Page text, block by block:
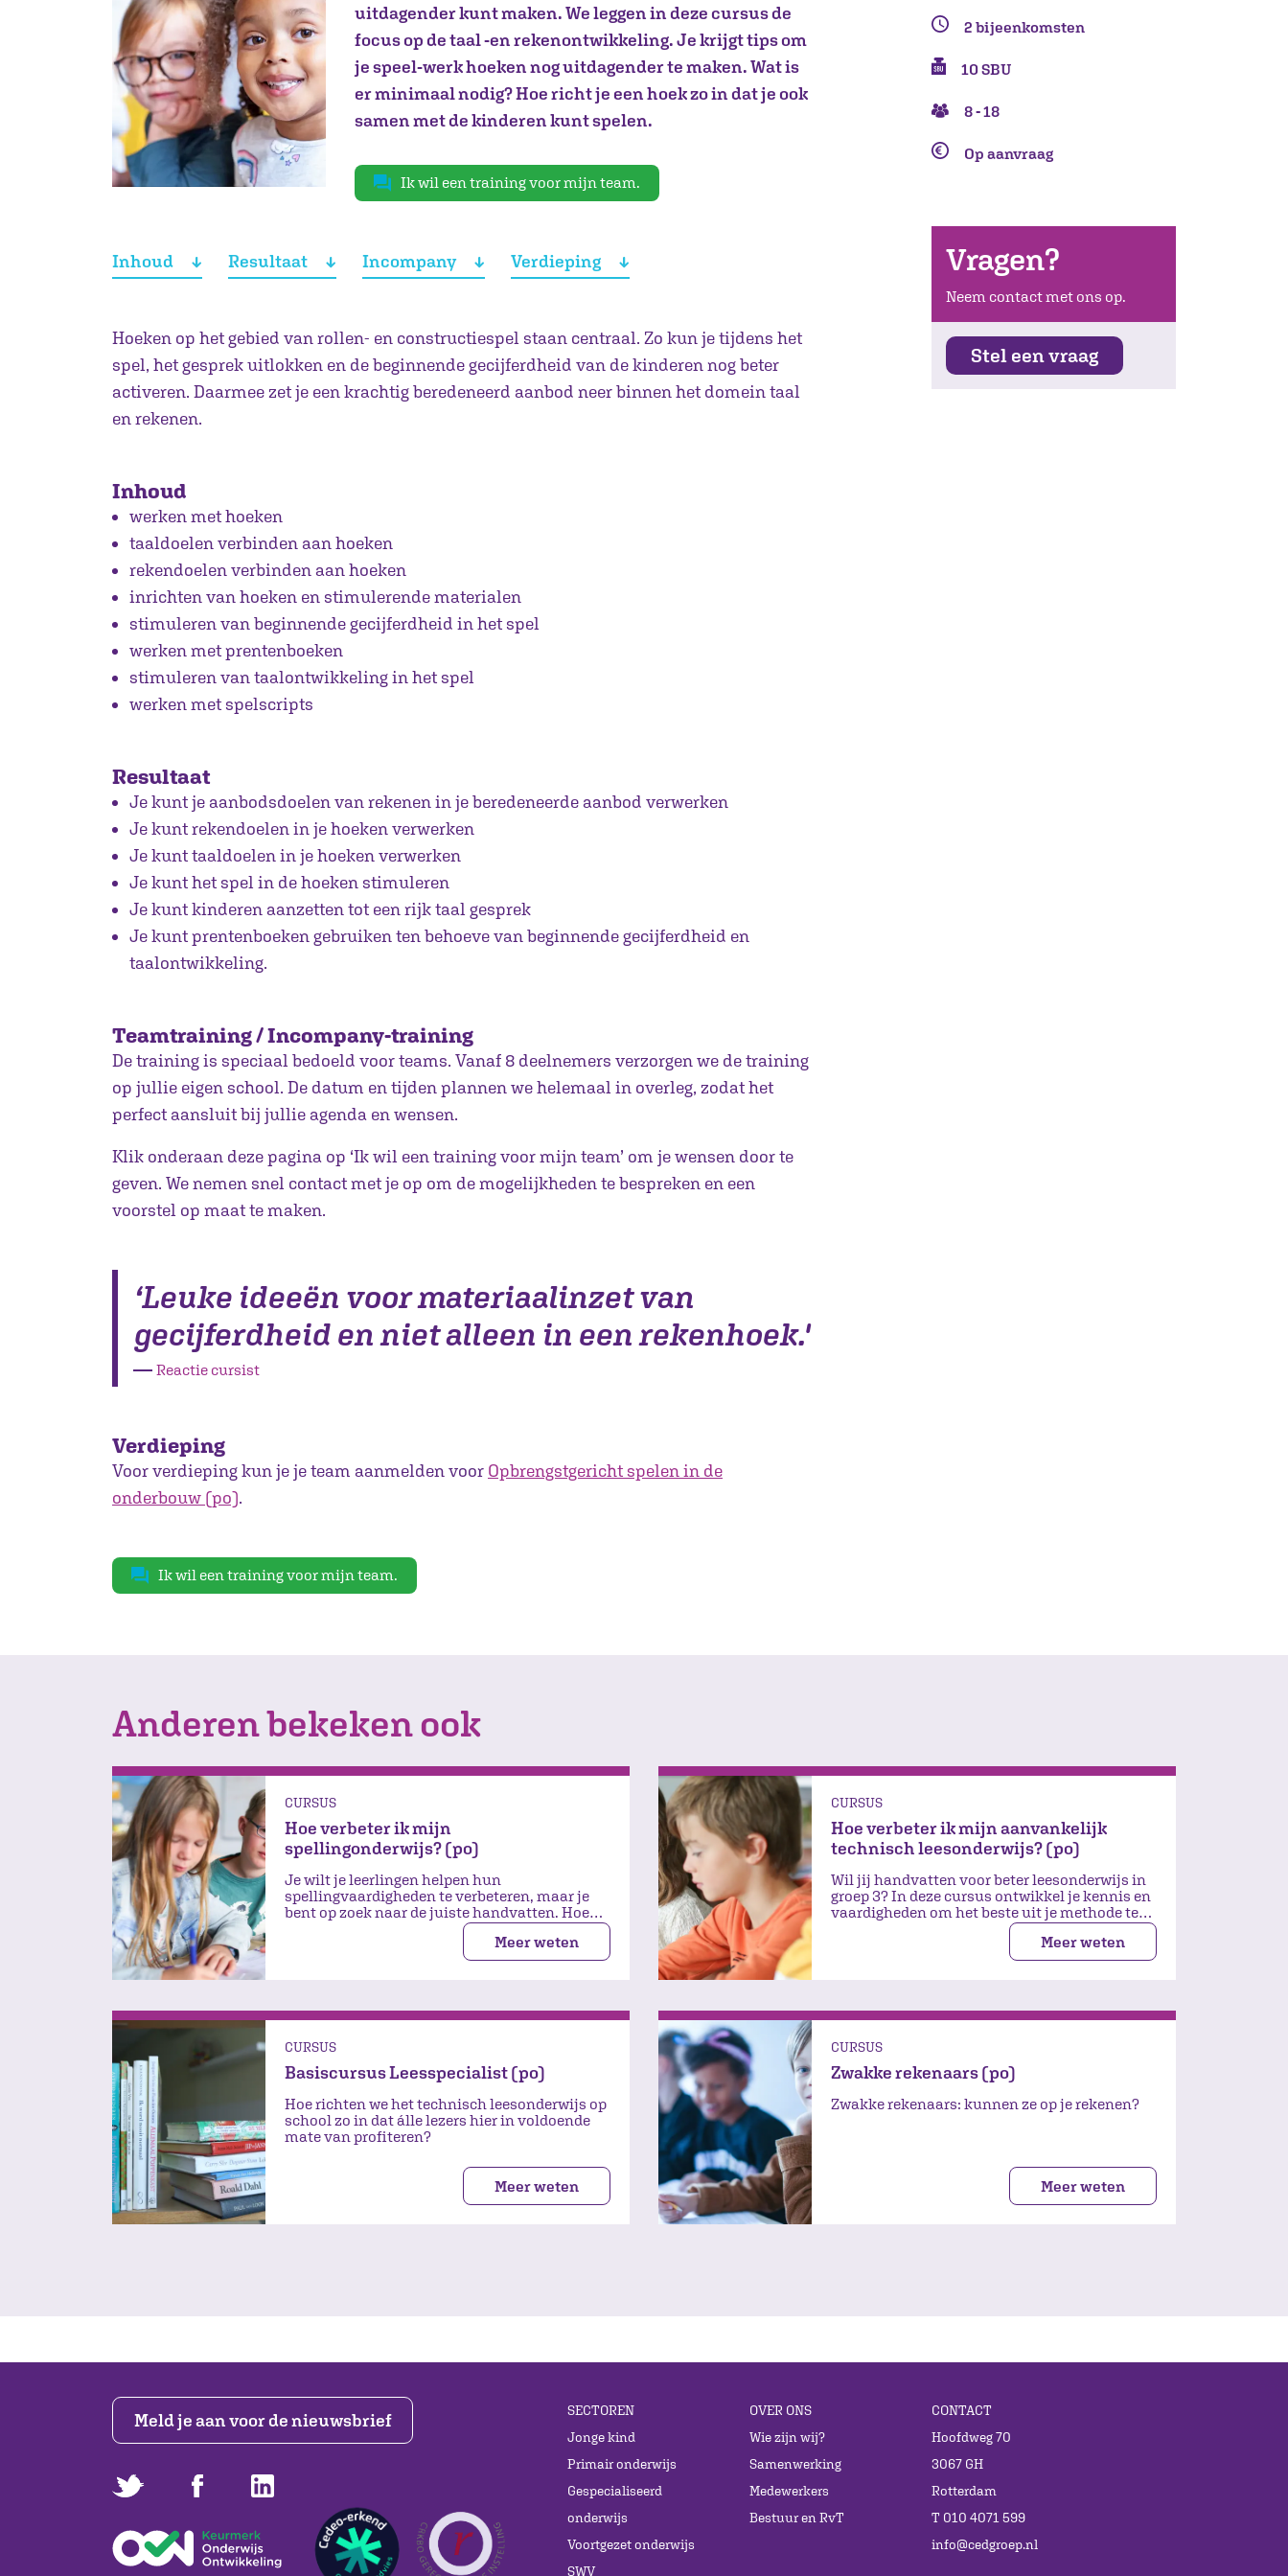
uitdagender kunt maken. We leggen in deze cursus de
focus op de taal -en rekenontwikkeling. Je krijgt tips om
je speel-werk hoeken nog uitdagender te maken. Wat is
er minimaal nodig? Hoe richt je een hoek zo in dat je ook
samen met de kinderen kunt spelen.
Ik wil een training voor mijn team.
Inhoud Resultaat Incompany Verdieping
Hoeken op het gebied van rollen- en constructiespel staan centraal. Zo kun je tijdens het
spel, het gesprek uitlokken en de beginnende gecijferdheid van de kinderen nog beter
activeren. Daarmee zet je een krachtig beredeneerd aanbod neer binnen het domein taal
en rekenen.
Inhoud
werken met hoeken
taaldoelen verbinden aan hoeken
rekendoelen verbinden aan hoeken
inrichten van hoeken en stimulerende materialen
stimuleren van beginnende gecijferdheid in het spel
werken met prentenboeken
stimuleren van taalontwikkeling in het spel
werken met spelscripts
Resultaat
Je kunt je aanbodsdoelen van rekenen in je beredeneerde aanbod verwerken
Je kunt rekendoelen in je hoeken verwerken
Je kunt taaldoelen in je hoeken verwerken
Je kunt het spel in de hoeken stimuleren
Je kunt kinderen aanzetten tot een rijk taal gesprek
Je kunt prentenboeken gebruiken ten behoeve van beginnende gecijferdheid en
taalontwikkeling.
Teamtraining / Incompany-training
De training is speciaal bedoeld voor teams. Vanaf 8 deelnemers verzorgen we de training
op jullie eigen school. De datum en tijden plannen we helemaal in overleg, zodat het
perfect aansluit bij jullie agenda en wensen.
Klik onderaan deze pagina op ‘Ik wil een training voor mijn team’ om je wensen door te
geven. We nemen snel contact met je op om de mogelijkheden te bespreken en een
voorstel op maat te maken.
‘Leuke ideeën voor materiaalinzet van
gecijferdheid en niet alleen in een rekenhoek.'
― Reactie cursist
Verdieping
Voor verdieping kun je je team aanmelden voor Opbrengstgericht spelen in de
onderbouw (po).
Ik wil een training voor mijn team.
2 bijeenkomsten
10 SBU
8 - 18
Op aanvraag
Vragen?
Neem contact met ons op.
Stel een vraag
Anderen bekeken ook
CURSUS
Hoe verbeter ik mijn
spellingonderwijs? (po)
Je wilt je leerlingen helpen hun
spellingvaardigheden te verbeteren, maar je
bent op zoek naar de juiste handvatten. Hoe
Meer weten
CURSUS
Hoe verbeter ik mijn aanvankelijk
technisch leesonderwijs? (po)
Wil jij handvatten voor beter leesonderwijs in
groep 3? In deze cursus ontwikkel je kennis en
vaardigheden om het beste uit je methode te
Meer weten
CURSUS
Basiscursus Leesspecialist (po)
Hoe richten we het technisch leesonderwijs op
school zo in dat álle lezers hier in voldoende
mate van profiteren?
Meer weten
CURSUS
Zwakke rekenaars (po)
Zwakke rekenaars: kunnen ze op je rekenen?
Meer weten
Meld je aan voor de nieuwsbrief
SECTOREN
Jonge kind
Primair onderwijs
Gespecialiseerd
onderwijs
Voortgezet onderwijs
SWV
OVER ONS
Wie zijn wij?
Samenwerking
Medewerkers
Bestuur en RvT
CONTACT
Hoofdweg 70
3067 GH
Rotterdam
T 010 4071 599
info@cedgroep.nl